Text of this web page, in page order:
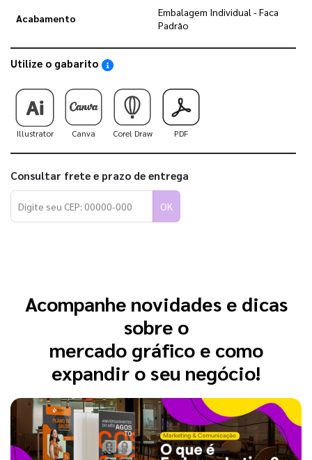
Acabamento
Embalagem Individual - Faca
Padrão
Utilize o gabarito Saiba como utilizar os nossos gabaritos
Illustrator Canva Corel Draw PDF
Consultar frete e prazo de entrega
OK
Acompanhe novidades e dicas
sobre o
mercado gráfico e como
expandir o seu negócio!